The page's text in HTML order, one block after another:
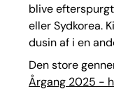
blive
eller Sydkorea.
dusin af i en
Den store
Årgang 2025 -